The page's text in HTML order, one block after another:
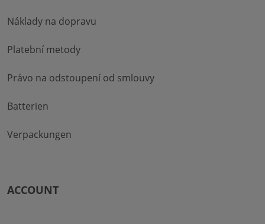
Náklady na dopravu
Platební metody
Právo na odstoupení od smlouvy
Batterien
Verpackungen
ACCOUNT